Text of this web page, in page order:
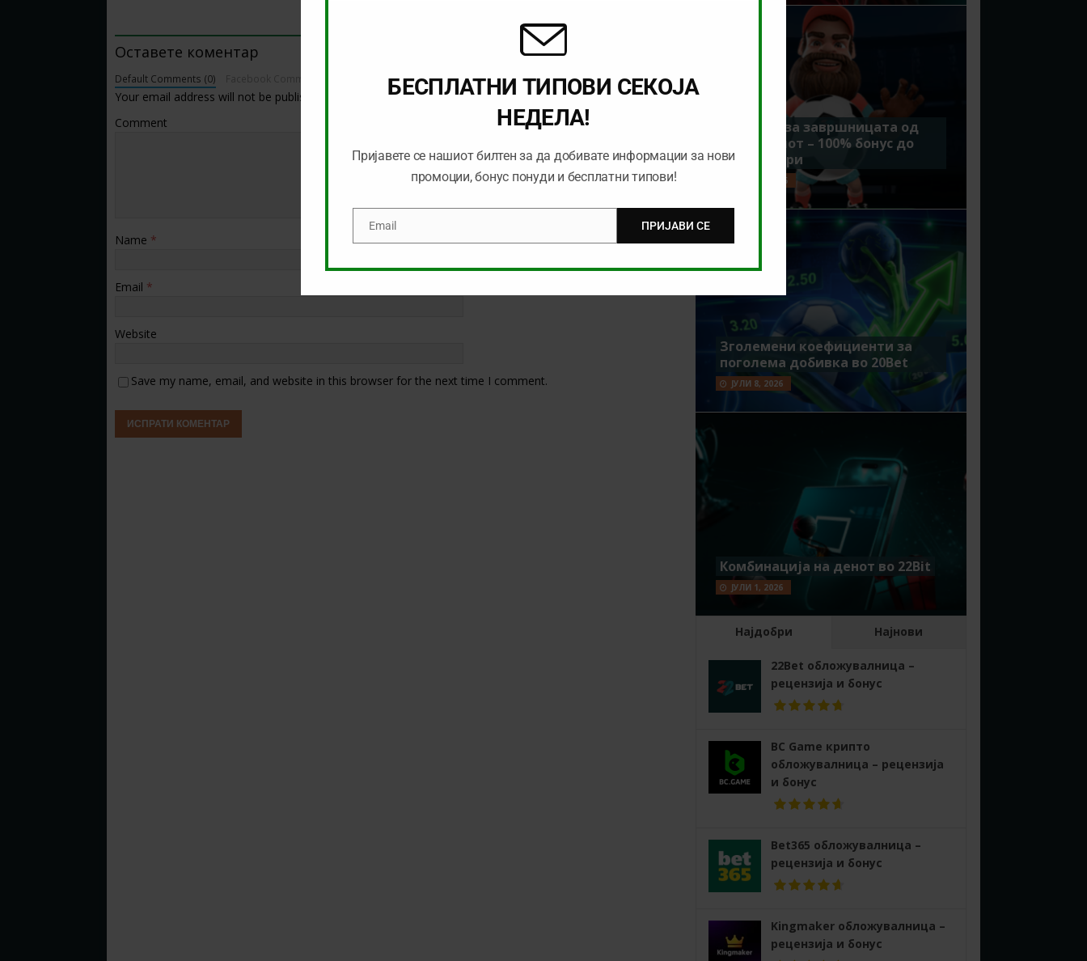
Оставете коментар
Default Comments (0)
Your email address will not be published.
Comment
Name *
Email *
Website
Save my name, email, and website in this browser for the next time I comment.
Идеално за завршницата од
Мундијалот – 100% бонус до
7500 денари
ЈУЛИ 15, 2026
Зголемени коефициенти за
поголема добивка во 20Bet
ЈУЛИ 8, 2026
Комбинација на денот во 22Bit
ЈУЛИ 1, 2026
Најдобри Најнови
22Bet обложувалница –
рецензија и бонус
BC Game крипто
обложувалница – рецензија
и бонус
Bet365 обложувалница –
рецензија и бонус
Kingmaker обложувалница –
рецензија и бонус
БЕСПЛАТНИ ТИПОВИ СЕКОЈА
НЕДЕЛА!
Пријавете се нашиот билтен за да добивате информации за нови
промоции, бонус понуди и бесплатни типови!
EmailEmail ПРИЈАВИ СЕ